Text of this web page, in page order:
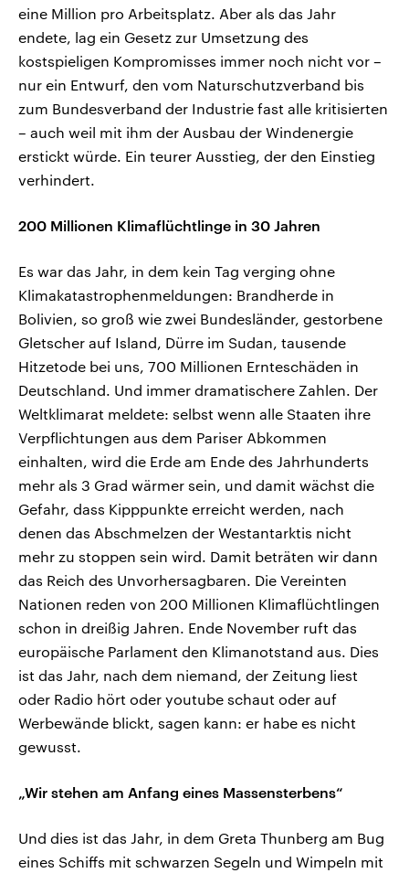
eine Million pro Arbeitsplatz. Aber als das Jahr
endete, lag ein Gesetz zur Umsetzung des
kostspieligen Kompromisses immer noch nicht vor –
nur ein Entwurf, den vom Naturschutzverband bis
zum Bundesverband der Industrie fast alle kritisierten
– auch weil mit ihm der Ausbau der Windenergie
erstickt würde. Ein teurer Ausstieg, der den Einstieg
verhindert.
200 Millionen Klimaflüchtlinge in 30 Jahren
Es war das Jahr, in dem kein Tag verging ohne
Klimakatastrophenmeldungen: Brandherde in
Bolivien, so groß wie zwei Bundesländer, gestorbene
Gletscher auf Island, Dürre im Sudan, tausende
Hitzetode bei uns, 700 Millionen Ernteschäden in
Deutschland. Und immer dramatischere Zahlen. Der
Weltklimarat meldete: selbst wenn alle Staaten ihre
Verpflichtungen aus dem Pariser Abkommen
einhalten, wird die Erde am Ende des Jahrhunderts
mehr als 3 Grad wärmer sein, und damit wächst die
Gefahr, dass Kipppunkte erreicht werden, nach
denen das Abschmelzen der Westantarktis nicht
mehr zu stoppen sein wird. Damit beträten wir dann
das Reich des Unvorhersagbaren. Die Vereinten
Nationen reden von 200 Millionen Klimaflüchtlingen
schon in dreißig Jahren. Ende November ruft das
europäische Parlament den Klimanotstand aus. Dies
ist das Jahr, nach dem niemand, der Zeitung liest
oder Radio hört oder youtube schaut oder auf
Werbewände blickt, sagen kann: er habe es nicht
gewusst.
„Wir stehen am Anfang eines Massensterbens“
Und dies ist das Jahr, in dem Greta Thunberg am Bug
eines Schiffs mit schwarzen Segeln und Wimpeln mit